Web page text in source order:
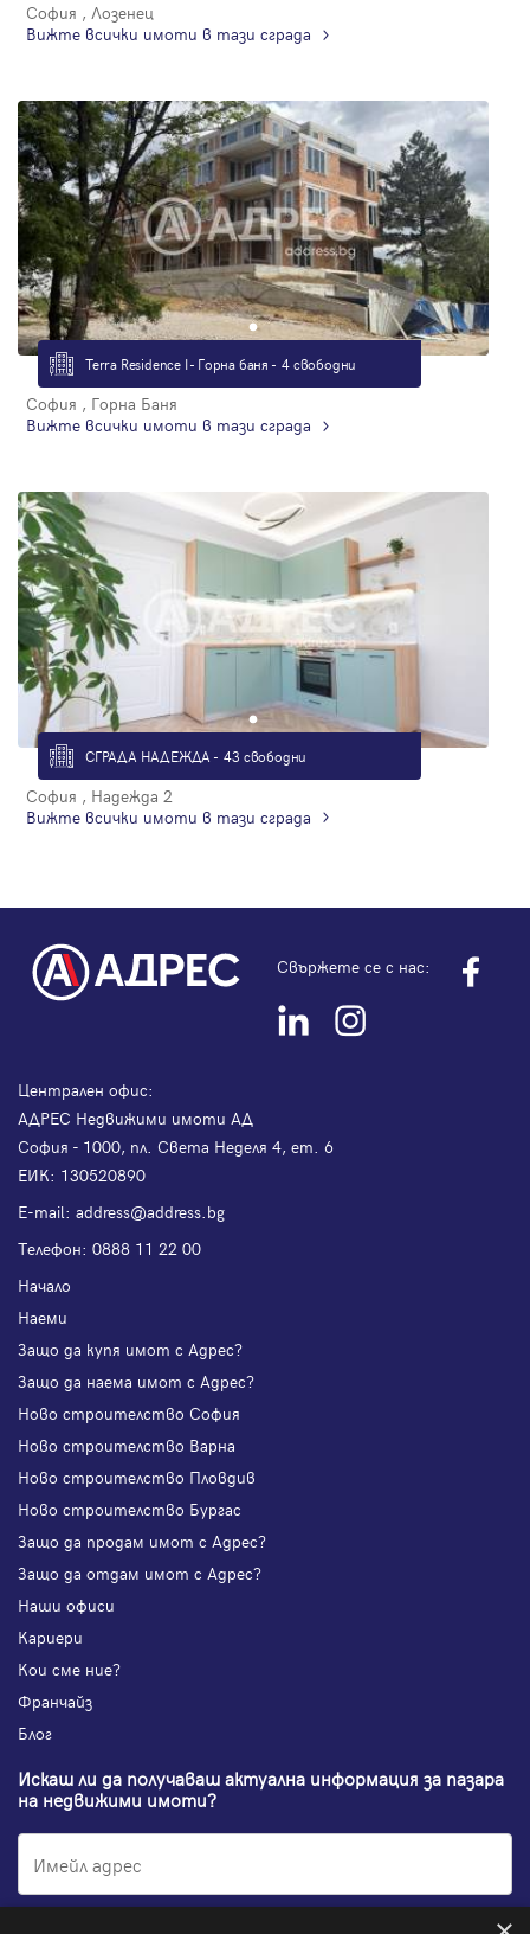
София , Лозенец
Вижте всички имоти в тази сграда
Terra Residence I - Горна баня - 4 свободни
София , Горна Баня
Вижте всички имоти в тази сграда
СГРАДА НАДЕЖДА - 43 свободни
София , Надежда 2
Вижте всички имоти в тази сграда
Свържете се с нас:
Централен офис:
АДРЕС Недвижими имоти АД
София - 1000, пл. Света Неделя 4, ет. 6
ЕИК: 130520890
Е-mail: address@address.bg
Телефон: 0888 11 22 00
Начало
Наеми
Защо да купя имот с Адрес?
Защо да наема имот с Адрес?
Ново строителство София
Ново строителство Варна
Ново строителство Пловдив
Ново строителство Бургас
Защо да продам имот с Адрес?
Защо да отдам имот с Адрес?
Наши офиси
Кариери
Кои сме ние?
Франчайз
Блог
Искаш ли да получаваш актуална информация за пазара
на недвижими имоти?